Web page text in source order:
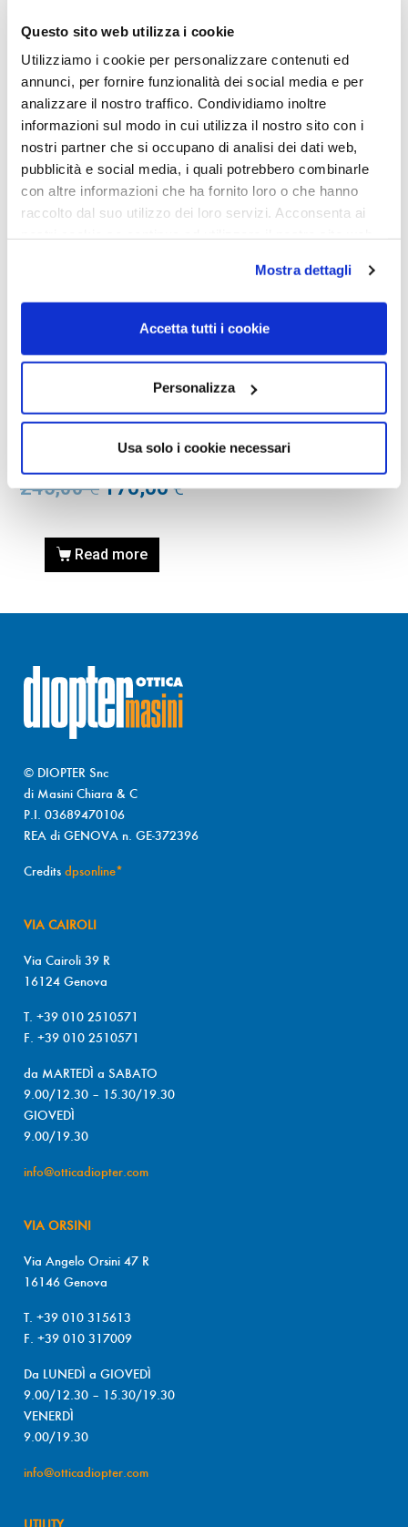
Questo sito web utilizza i cookie
Utilizziamo i cookie per personalizzare contenuti ed
annunci, per fornire funzionalità dei social media e per
analizzare il nostro traffico. Condividiamo inoltre
informazioni sul modo in cui utilizza il nostro sito con i
nostri partner che si occupano di analisi dei dati web,
pubblicità e social media, i quali potrebbero combinarle
con altre informazioni che ha fornito loro o che hanno
raccolto dal suo utilizzo dei loro servizi. Acconsenta ai
Mostra dettagli
Accetta tutti i cookie
Personalizza
Usa solo i cookie necessari
nostro negozio non saranno disponibili per la
da OTTICA DIOPTER
Showing the single result
Sold out
OCCHIALI DA VISTA
OCCHIALE DA VISTA TOM
FORD FT5407 54 052 –
avana scura
245,00€ 170,00€
Read more
© DIOPTER Snc
di Masini Chiara & C
P.I. 03689470106
REA di GENOVA n. GE-372396
Credits dpsonline*
VIA CAIROLI
Via Cairoli 39 R
16124 Genova
T. +39 010 2510571
F. +39 010 2510571
da MARTEDÌ a SABATO
9.00/12.30 – 15.30/19.30
GIOVEDÌ
9.00/19.30
info@otticadiopter.com
VIA ORSINI
Via Angelo Orsini 47 R
16146 Genova
T. +39 010 315613
F. +39 010 317009
Da LUNEDÌ a GIOVEDÌ
9.00/12.30 – 15.30/19.30
VENERDÌ
9.00/19.30
info@otticadiopter.com